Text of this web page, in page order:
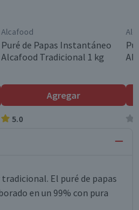
Alcafood
Puré de Papas Instantáneo
Alcafood Tradicional 1 kg
Agregar
5.0
El puré de papas
en un 99% con pura